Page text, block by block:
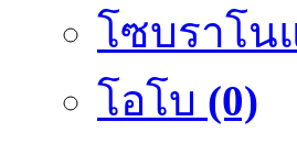
โซบราโ
โอโบ (0)